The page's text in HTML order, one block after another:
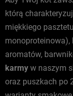
którą
miękkiego
monoproteinowa),
aromatów,
karmy w naszym
oraz puszkach po